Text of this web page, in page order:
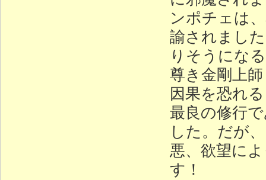
ンポチェは
諭されまし
りそうにな
尊き金剛上
因果を恐れ
最良の修行
した。だが
悪、欲望に
す！